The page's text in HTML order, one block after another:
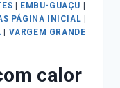
EMBU-GUAÇU
PÁGINA INICIAL
VARGEM GRANDE
calor